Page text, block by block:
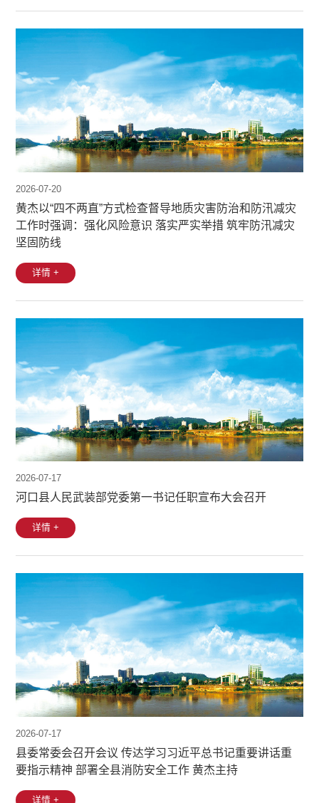
2026-07-20
黄杰以“四不两直”方式检查督导地质灾害防治和防汛减灾
工作时强调：强化风险意识 落实严实举措 筑牢防汛减灾
坚固防线
详情 +
2026-07-17
河口县人民武装部党委第一书记任职宣布大会召开
详情 +
2026-07-17
县委常委会召开会议 传达学习习近平总书记重要讲话重
要指示精神 部署全县消防安全工作 黄杰主持
详情 +